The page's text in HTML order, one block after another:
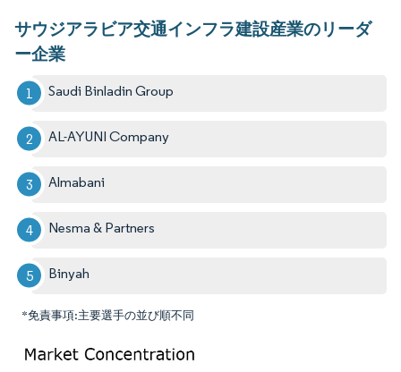
サウジアラビア交通インフラ建設産業のリーダ
ー企業
Saudi Binladin Group
AL-AYUNI Company
Almabani
Nesma & Partners
Binyah
*免責事項:主要選手の並び順不同